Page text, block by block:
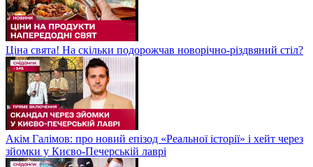
Ціна свята! На скільки подорожчав новорічно-різдвяний стіл?
Акім Галімов: про новий епізод «Реальної історії» і хейт через
зйомки у Києво-Печерській лаврі